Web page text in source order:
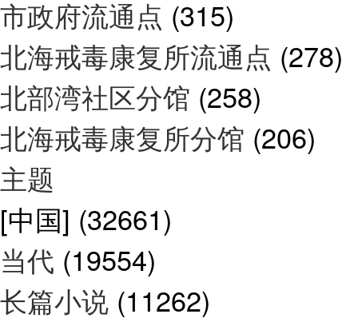
市政府流通点 (315)
北海戒毒康复所流通点 (278)
北部湾社区分馆 (258)
北海戒毒康复所分馆 (206)
主题
[中国] (32661)
当代 (19554)
长篇小说 (11262)